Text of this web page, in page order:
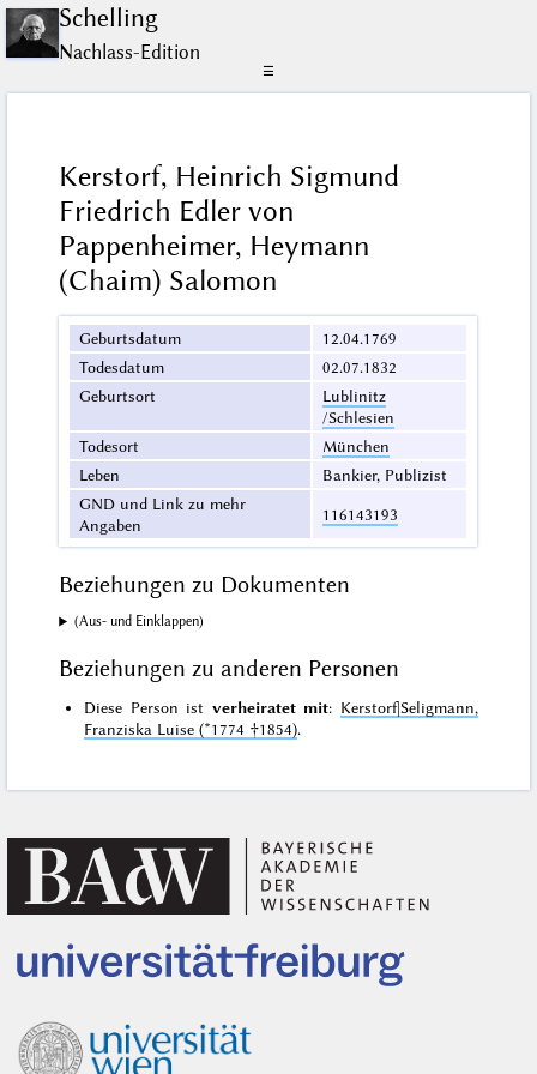
Schelling
Nachlass-Edition
☰
Kerstorf, Heinrich Sigmund
Friedrich Edler von
Pappenheimer, Heymann
(Chaim) Salomon
Geburtsdatum
12.04.1769
Todesdatum
02.07.1832
Geburtsort
Lublinitz
/Schlesien
Todesort
München
Leben
Bankier, Publizist
GND und Link zu mehr
Angaben
116143193
Beziehungen zu Dokumenten
(Aus- und Einklappen)
Beziehungen zu anderen Personen
Diese Person ist verheiratet mit: Kerstorf|Seligmann,
Franziska Luise (*1774 †1854).